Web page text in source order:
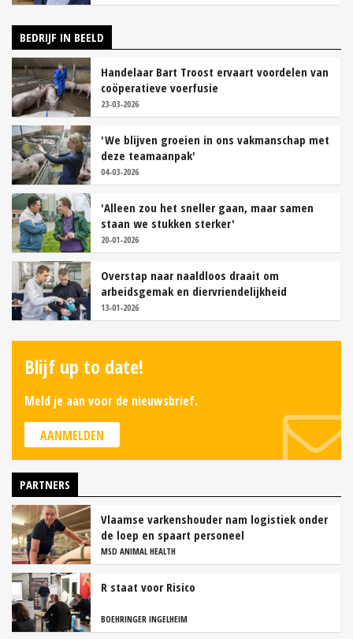
BEDRIJF IN BEELD
Handelaar Bart Troost ervaart voordelen van
coöperatieve voerfusie
23-03-2026
'We blijven groeien in ons vakmanschap met
deze teamaanpak'
04-03-2026
'Alleen zou het sneller gaan, maar samen
staan we stukken sterker'
20-01-2026
Overstap naar naaldloos draait om
arbeidsgemak en diervriendelijkheid
13-01-2026
Blijf up to date!
Meld je aan voor de nieuwsbrief.
AANMELDEN
PARTNERS
Vlaamse varkenshouder nam logistiek onder
de loep en spaart personeel
MSD ANIMAL HEALTH
R staat voor Risico
BOEHRINGER INGELHEIM